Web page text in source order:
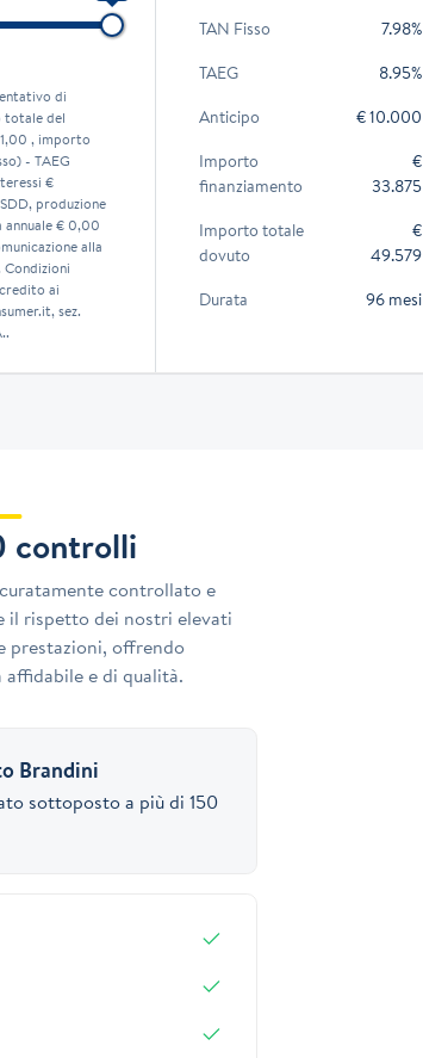
di
totale del
, importo
- TAEG
€
produzione
€ 0,00
alla
ai
sez.
TAN Fisso
7.98%
TAEG
8.95%
Anticipo
€ 10.000
Importo
finanziamento
€
33.875
Importo totale
dovuto
€
49.579
Durata
96 mesi
controlli
controllato e
il rispetto dei nostri elevati
prestazioni, offrendo
affidabile e di qualità.
Brandini
sottoposto a più di 150